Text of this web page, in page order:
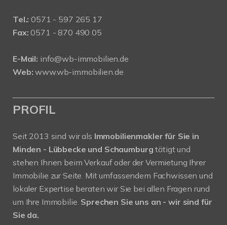
Tel.: 0571 - 597 265 17
Fax: 0571 - 870 490 05
E-Mail: info@wb-immobilien.de
Web: www.wb-immobilien.de
PROFIL
Seit 2013 sind wir als Immobilienmakler für Sie in
Minden - Lübbecke und Schaumburgtätigt und
stehen Ihnen beim Verkauf oder der Vermietung Ihrer
Immobilie zur Seite. Mit umfassendem Fachwissen und
lokaler Expertise beraten wir Sie bei allen Fragen rund
um Ihre Immobilie. Sprechen Sie uns an - wir sind für
Sie da.